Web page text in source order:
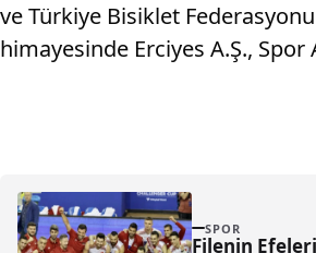
ve Türkiye Bisiklet
himayesinde Erciyes A.Ş.,
SPOR
Filenin